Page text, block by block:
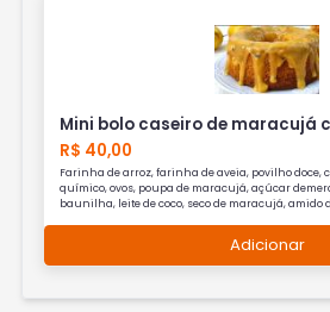
Mini bolo caseiro de maracujá
R$ 40,00
Farinha de arroz, farinha de aveia, povilho doce,
químico, ovos, poupa de maracujá, açúcar
baunilha, leite de coco, seco de maracujá, amido
Adicionar